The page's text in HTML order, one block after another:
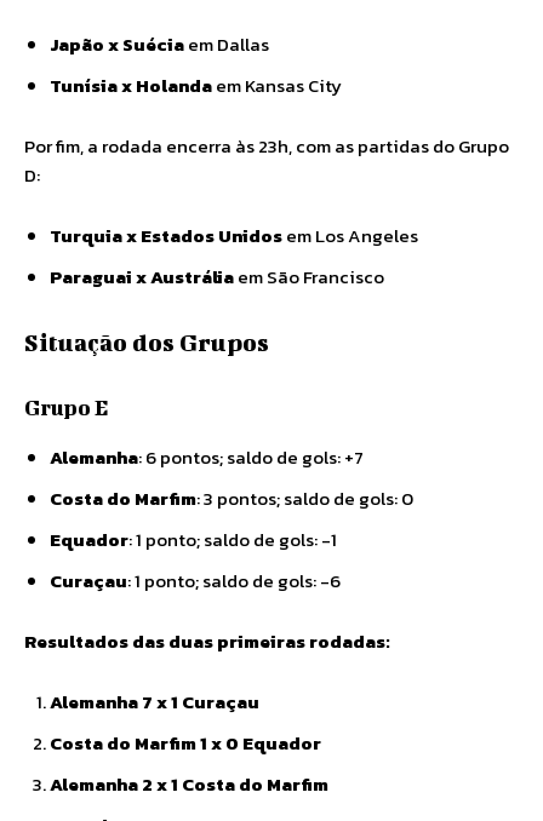
Japão x Suéciaem Dallas
Tunísia x Holandaem Kansas City
Por fim, a rodada encerra às 23h, com as partidas do Grupo
D:
Turquia x Estados Unidosem Los Angeles
Paraguai x Austráliaem São Francisco
Situação dos Grupos
Grupo E
Alemanha: 6 pontos; saldo de gols: +7
Costa do Marfim: 3 pontos; saldo de gols: 0
Equador: 1 ponto; saldo de gols: -1
Curaçau: 1 ponto; saldo de gols: -6
Resultados das duas primeiras rodadas:
Alemanha 7 x 1 Curaçau
Costa do Marfim 1 x 0 Equador
Alemanha 2 x 1 Costa do Marfim